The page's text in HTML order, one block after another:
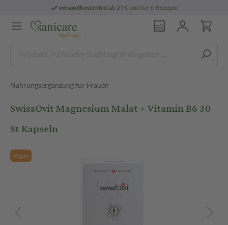
versandkostenfreiab 29 € und für E-Rezepte
Nahrungsergänzung für Frauen
SwissOvit Magnesium Malat + Vitamin B6 30
St Kapseln
Vegan